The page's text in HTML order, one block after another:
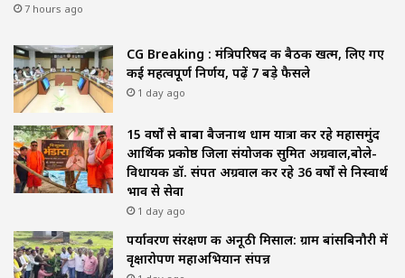
7 hours ago
CG Breaking : मंत्रिपरिषद की बैठक खत्म, लिए गए
कई महत्वपूर्ण निर्णय, पढ़ें 7 बड़े फैसले
1 day ago
15 वर्षों से बाबा बैजनाथ धाम यात्रा कर रहे महासमुंद
आर्थिक प्रकोष्ठ जिला संयोजक सुमित अग्रवाल,बोले-
विधायक डॉ. संपत अग्रवाल कर रहे 36 वर्षों से निस्वार्थ
भाव से सेवा
1 day ago
पर्यावरण संरक्षण की अनूठी मिसाल: ग्राम बांसबिनौरी में
वृक्षारोपण महाअभियान संपन्न